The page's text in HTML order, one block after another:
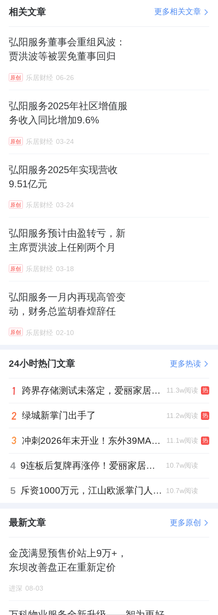
元，其中社区增值服务收入1.77亿元，同比增
至18.6%，毛利率达30%。
相关文章 更多相关文章
弘阳服务董事会重组风波：
贾洪波等被罢免董事回归
原创 乐居财经 06-26
弘阳服务2025年社区增值服
务收入同比增加9.6%
原创 乐居财经 03-24
弘阳服务2025年实现营收
9.51亿元
原创 乐居财经 03-24
弘阳服务预计由盈转亏，新
主席贾洪波上任刚两个月
原创 乐居财经 03-18
弘阳服务一月内再现高管变
动，财务总监胡春煌辞任
原创 乐居财经 02-10
24小时热门文章 更多热读
跨界存储测试未落定，爱丽家居复牌前自揭多重风险 11.3w阅读 热
绿城新掌门出手了 11.2w阅读 热
冲刺2026年末开业！东外39MALL全球招商启幕，重构东直门商圈格局 11.1w阅读 热
4 9连板后复牌再涨停！爱丽家居市盈率318倍，跨界收购案尚未落地 10.7w阅读
5 斥资1000万元，江山欧派掌门人吴水根加码创投基金 10.7w阅读
最新文章 更多原创
金茂满昱预售价站上9万+，
东坝改善盘正在重新定价
进深 08-03